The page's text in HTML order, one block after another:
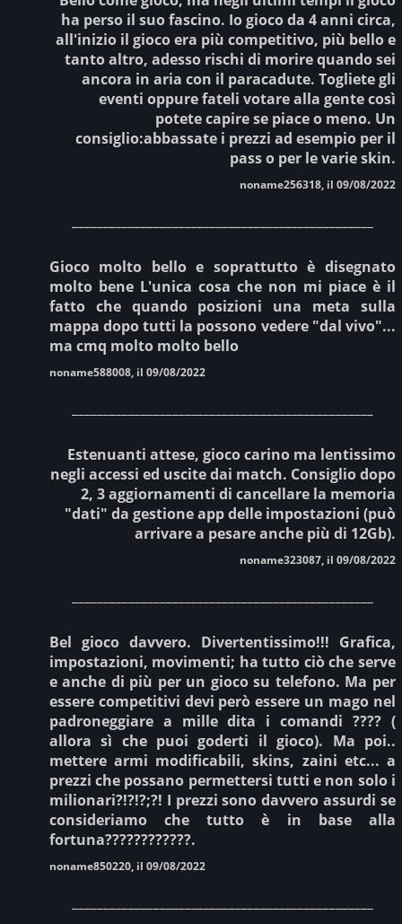
ha perso il suo fascino. Io gioco da 4 anni circa,
all'inizio il gioco era più competitivo, più bello e
tanto altro, adesso rischi di morire quando sei
ancora in aria con il paracadute. Togliete gli
eventi oppure fateli votare alla gente così
potete capire se piace o meno. Un
consiglio:abbassate i prezzi ad esempio per il
pass o per le varie skin.
noname256318, il 09/08/2022
Gioco molto bello e soprattutto è disegnato
molto bene L'unica cosa che non mi piace è il
fatto che quando posizioni una meta sulla
mappa dopo tutti la possono vedere "dal vivo"...
ma cmq molto molto bello
noname588008, il 09/08/2022
Estenuanti attese, gioco carino ma lentissimo
negli accessi ed uscite dai match. Consiglio dopo
2, 3 aggiornamenti di cancellare la memoria
"dati" da gestione app delle impostazioni (può
arrivare a pesare anche più di 12Gb).
noname323087, il 09/08/2022
Bel gioco davvero. Divertentissimo!!! Grafica,
impostazioni, movimenti; ha tutto ciò che serve
e anche di più per un gioco su telefono. Ma per
essere competitivi devi però essere un mago nel
padroneggiare a mille dita i comandi ???? (
allora sì che puoi goderti il gioco). Ma poi..
mettere armi modificabili, skins, zaini etc... a
prezzi che possano permettersi tutti e non solo i
milionari?!?!?;?! I prezzi sono davvero assurdi se
consideriamo che tutto è in base alla
fortuna????????????.
noname850220, il 09/08/2022